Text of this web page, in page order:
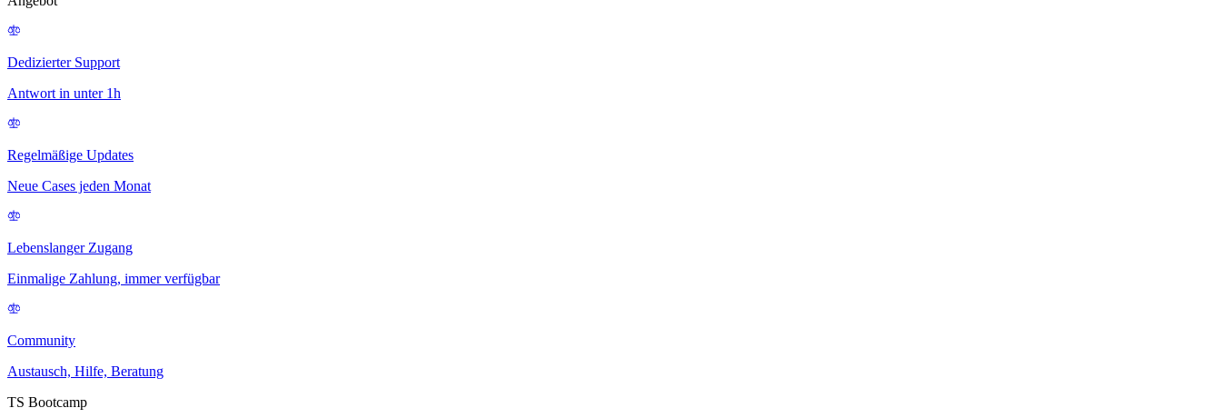
Dedizierter Support
Antwort in unter 1h
Regelmäßige Updates
Neue Cases jeden Monat
Lebenslanger Zugang
Einmalige Zahlung, immer verfügbar
Community
Austausch, Hilfe, Beratung
TS Bootcamp